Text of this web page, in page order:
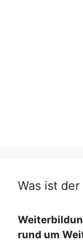
Was ist
rund um